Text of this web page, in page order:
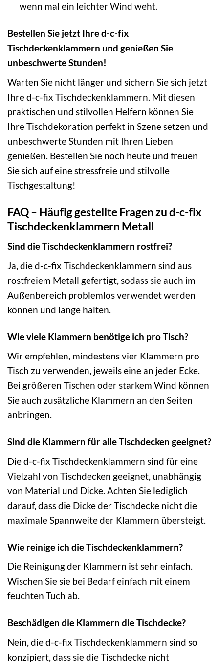
wenn mal ein leichter Wind weht.
Bestellen Sie jetzt Ihre d-c-fix
Tischdeckenklammern und genießen Sie
unbeschwerte Stunden!
Warten Sie nicht länger und sichern Sie sich jetzt
Ihre d-c-fix Tischdeckenklammern. Mit diesen
praktischen und stilvollen Helfern können Sie
Ihre Tischdekoration perfekt in Szene setzen und
unbeschwerte Stunden mit Ihren Lieben
genießen. Bestellen Sie noch heute und freuen
Sie sich auf eine stressfreie und stilvolle
Tischgestaltung!
FAQ – Häufig gestellte Fragen zu d-c-fix
Tischdeckenklammern Metall
Sind die Tischdeckenklammern rostfrei?
Ja, die d-c-fix Tischdeckenklammern sind aus
rostfreiem Metall gefertigt, sodass sie auch im
Außenbereich problemlos verwendet werden
können und lange halten.
Wie viele Klammern benötige ich pro Tisch?
Wir empfehlen, mindestens vier Klammern pro
Tisch zu verwenden, jeweils eine an jeder Ecke.
Bei größeren Tischen oder starkem Wind können
Sie auch zusätzliche Klammern an den Seiten
anbringen.
Sind die Klammern für alle Tischdecken geeignet?
Die d-c-fix Tischdeckenklammern sind für eine
Vielzahl von Tischdecken geeignet, unabhängig
von Material und Dicke. Achten Sie lediglich
darauf, dass die Dicke der Tischdecke nicht die
maximale Spannweite der Klammern übersteigt.
Wie reinige ich die Tischdeckenklammern?
Die Reinigung der Klammern ist sehr einfach.
Wischen Sie sie bei Bedarf einfach mit einem
feuchten Tuch ab.
Beschädigen die Klammern die Tischdecke?
Nein, die d-c-fix Tischdeckenklammern sind so
konzipiert, dass sie die Tischdecke nicht